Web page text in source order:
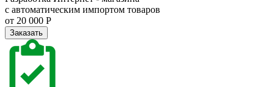
с автоматическим импортом товаров
от 20 000 Р
Заказать